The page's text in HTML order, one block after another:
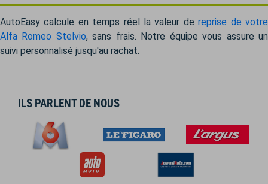
AutoEasy calcule en temps réel la valeur dereprise de votre
Alfa Romeo Stelvio, sans frais. Notre équipe vous assure un
suivi personnalisé jusqu'au rachat.
ILS PARLENT DE NOUS